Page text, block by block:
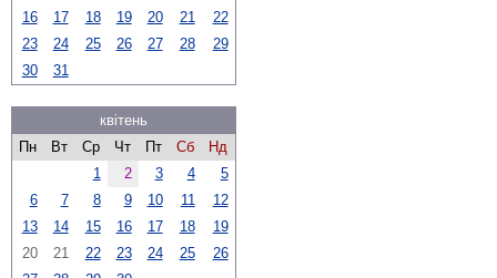
16
17 18 19 20 21
22
23
24 25 26 27 28
29
30
31
квітень
Пн
Вт Ср Чт Пт Сб
Нд
1
2 3 4
5
6
7 8 9 10 11
12
13
14 15 16 17 18
19
20
21 22 23 24 25
26